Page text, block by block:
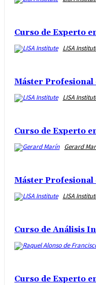
Curso de Experto
LISA
Máster Profesional
LISA
Curso de Experto
Gerard
Máster
LISA
Curso de Análisis
Curso de Experto